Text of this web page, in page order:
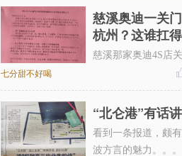
慈溪奥迪一关
杭州？这谁扛
慈溪那家奥迪4S店
年保养套餐没用完
售后说保养正常做
七分甜不好喝
“北仑港”有话讲
看到一条报道，颇
波方言的魅力。。。